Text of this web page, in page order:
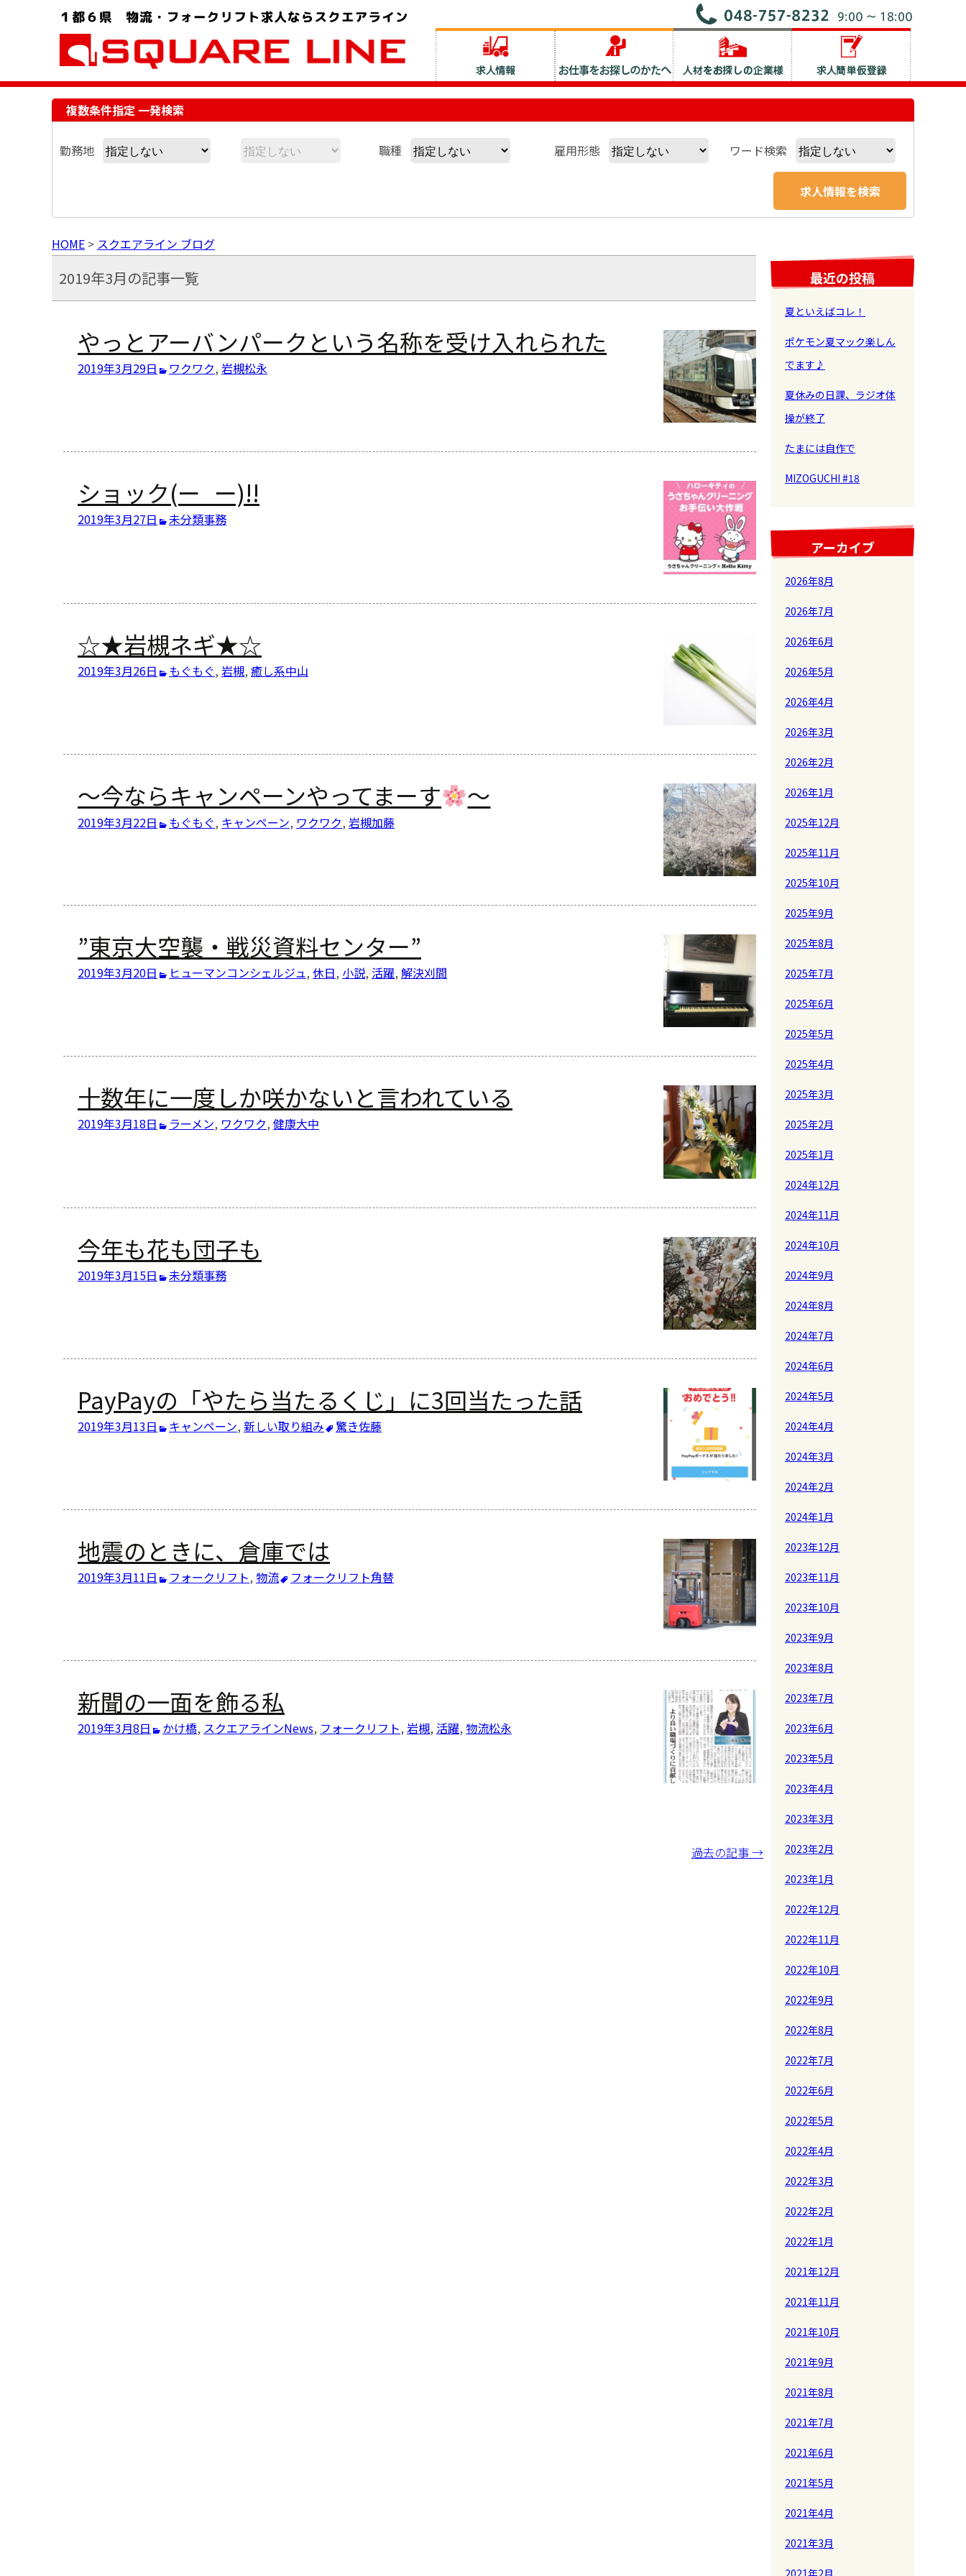
お問い合わせ電話番号：048-757-8232 受付時間 9:00 ～ 18:00
複数条件指定 一発検索
勤務地 職種 雇用形態 ワード検索
HOME > スクエアライン ブログ
2019年3月の記事一覧
やっとアーバンパークという名称を受け入れられた
2019年3月29日 ワクワク, 岩槻松永
ショック(ー_ー)!!
2019年3月27日 未分類事務
☆★岩槻ネギ★☆
2019年3月26日 もぐもぐ, 岩槻, 癒し系中山
～今ならキャンペーンやってまーす ～
2019年3月22日 もぐもぐ, キャンペーン, ワクワク, 岩槻加藤
”東京大空襲・戦災資料センター”
2019年3月20日 ヒューマンコンシェルジュ, 休日, 小説, 活躍, 解決刈間
十数年に一度しか咲かないと言われている
2019年3月18日 ラーメン, ワクワク, 健康大中
今年も花も団子も
2019年3月15日 未分類事務
PayPayの「やたら当たるくじ」に3回当たった話
2019年3月13日 キャンペーン, 新しい取り組み 驚き佐藤
地震のときに、倉庫では
2019年3月11日 フォークリフト, 物流 フォークリフト角替
新聞の一面を飾る私
2019年3月8日 かけ橋, スクエアラインNews, フォークリフト, 岩槻, 活躍, 物流松永
過去の記事 →
最近の投稿
夏といえばコレ！
ポケモン夏マック楽しん
でます♪
夏休みの日課、ラジオ体
操が終了
たまには自作で
MIZOGUCHI #18
アーカイブ
2026年8月
2026年7月
2026年6月
2026年5月
2026年4月
2026年3月
2026年2月
2026年1月
2025年12月
2025年11月
2025年10月
2025年9月
2025年8月
2025年7月
2025年6月
2025年5月
2025年4月
2025年3月
2025年2月
2025年1月
2024年12月
2024年11月
2024年10月
2024年9月
2024年8月
2024年7月
2024年6月
2024年5月
2024年4月
2024年3月
2024年2月
2024年1月
2023年12月
2023年11月
2023年10月
2023年9月
2023年8月
2023年7月
2023年6月
2023年5月
2023年4月
2023年3月
2023年2月
2023年1月
2022年12月
2022年11月
2022年10月
2022年9月
2022年8月
2022年7月
2022年6月
2022年5月
2022年4月
2022年3月
2022年2月
2022年1月
2021年12月
2021年11月
2021年10月
2021年9月
2021年8月
2021年7月
2021年6月
2021年5月
2021年4月
2021年3月
2021年2月